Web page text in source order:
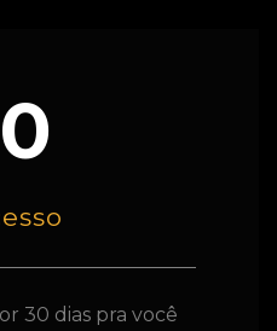
30 dias pra você